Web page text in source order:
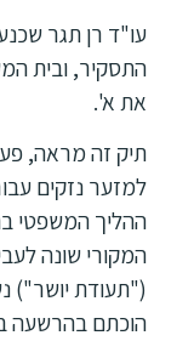
עו"ד רן תגר
התסקיר, ובית
את א'.
תיק זה מראה,
למזער נזקים
ההליך המשפטי
המקורי שונה
("תעודת יושר")
הוכתם בהרשעה